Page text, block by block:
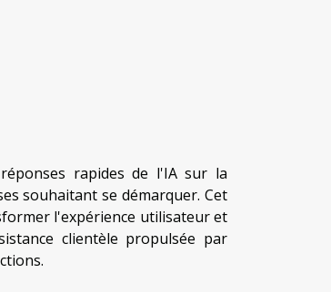
rapides de l'IA sur la
souhaitant se démarquer. Cet
l'expérience utilisateur et
clientèle propulsée par